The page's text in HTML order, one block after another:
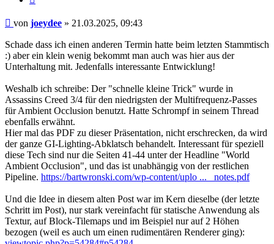
Beitrag
von joeydee » 21.03.2025, 09:43
Schade dass ich einen anderen Termin hatte beim letzten Stammtisch
:) aber ein klein wenig bekommt man auch was hier aus der
Unterhaltung mit. Jedenfalls interessante Entwicklung!
Weshalb ich schreibe: Der "schnelle kleine Trick" wurde in
Assassins Creed 3/4 für den niedrigsten der Multifrequenz-Passes
für Ambient Occlusion benutzt. Hatte Schrompf in seinem Thread
ebenfalls erwähnt.
Hier mal das PDF zu dieser Präsentation, nicht erschrecken, da wird
der ganze GI-Lighting-Abklatsch behandelt. Interessant für speziell
diese Tech sind nur die Seiten 41-44 unter der Headline "World
Ambient Occlusion", und das ist unabhängig von der restlichen
Pipeline. https://bartwronski.com/wp-content/uplo ... _notes.pdf
Und die Idee in diesem alten Post war im Kern dieselbe (der letzte
Schritt im Post), nur stark vereinfacht für statische Anwendung als
Textur, auf Block-Tilemaps und im Beispiel nur auf 2 Höhen
bezogen (weil es auch um einen rudimentären Renderer ging):